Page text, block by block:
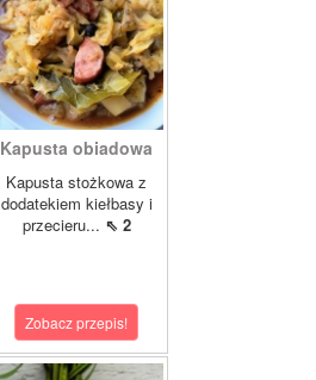
Kapusta obiadowa
Kapusta stożkowa z
dodatekiem kiełbasy i
przecieru... ⇖ 2
Zobacz przepis!